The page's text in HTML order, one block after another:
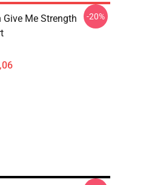
Me Strength
-20%